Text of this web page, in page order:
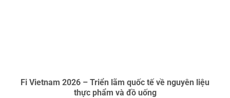
Fi Vietnam 2026 – Triển lãm quốc tế về nguyên liệu
thực phẩm và đồ uống